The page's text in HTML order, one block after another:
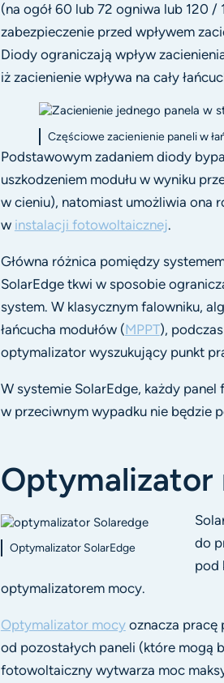
(na ogół 60 lub 72 ogniwa lub 120
zabezpieczenie przed wpływem
Diody ograniczają wpływ
iż zacienienie wpływa na cały
Częściowe zacienienie paneli w
Podstawowym zadaniem diody
uszkodzeniem modułu w wyniku
w cieniu), natomiast umożliwia ona
w instalacji fotowoltaicznej.
Główna różnica pomiędzy
SolarEdge tkwi w sposobie
system. W klasycznym falowniku,
łańcucha modułów (MPPT),
optymalizator wyszukujący punkt
W systemie SolarEdge, każdy
w przeciwnym wypadku nie będzie
Optymalizator
Optymalizator SolarEdge
do
pod
optymalizatorem mocy.
Optymalizator mocyoznacza pracę
od pozostałych paneli (które mogą
fotowoltaiczny wytwarza moc